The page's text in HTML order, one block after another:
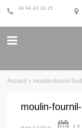
04 94 43 24 25
Accueil moulin-fournil-Sud
moulin-